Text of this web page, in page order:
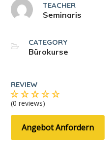
TEACHER
Seminaris
CATEGORY
Bürokurse
REVIEW
(0 reviews)
Angebot Anfordern